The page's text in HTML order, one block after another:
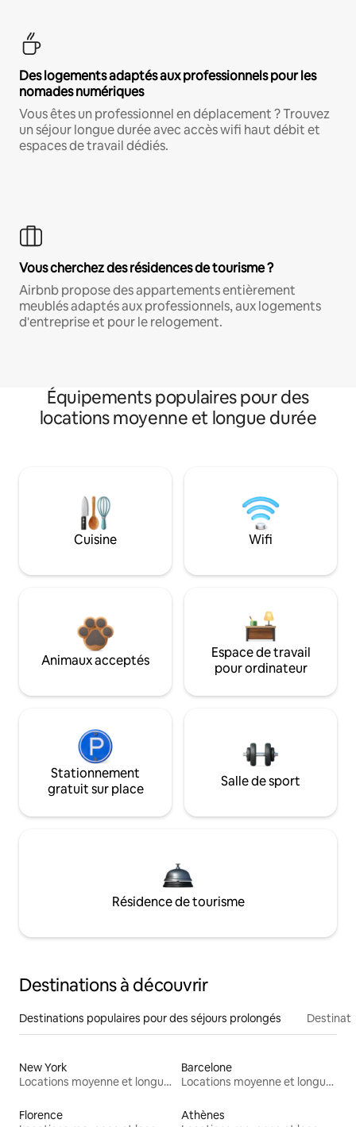
Des logements adaptés aux professionnels pour les
nomades numériques
Vous êtes un professionnel en déplacement ? Trouvez
un séjour longue durée avec accès wifi haut débit et
espaces de travail dédiés.
Vous cherchez des résidences de tourisme ?
Airbnb propose des appartements entièrement
meublés adaptés aux professionnels, aux logements
d'entreprise et pour le relogement.
Équipements populaires pour des
locations moyenne et longue durée
Cuisine Wifi
Animaux acceptés
Espace de travail
pour ordinateur
Stationnement
gratuit sur place
Salle de sport
Résidence de tourisme
Destinations à découvrir
Destinations populaires pour des séjours prolongés
New York
Locations moyenne et longue durée
Barcelone
Locations moyenne et longue durée
Florence
Athènes